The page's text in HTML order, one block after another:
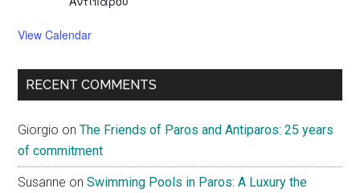
View Calendar
RECENT COMMENTS
Giorgio onThe Friends of Paros and Antiparos: 25 years
of commitment
Susanne onSwimming Pools in Paros: A Luxury the